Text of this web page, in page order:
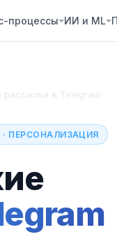
процессы ИИ и ML
рассылки в Telegram
· ПЕРСОНАЛИЗАЦИЯ